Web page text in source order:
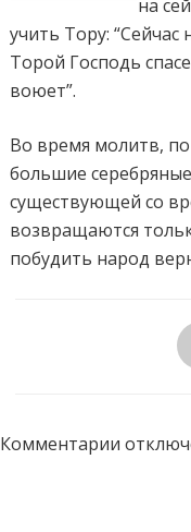
на
учить Тору:
Торой Господь
воюет”.
Во время молитв,
большие
существующей со
возвращаются
побудить народ
Комментарии